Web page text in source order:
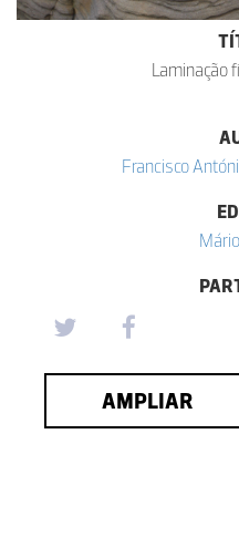
Laminação
Francisco
AMPLIAR